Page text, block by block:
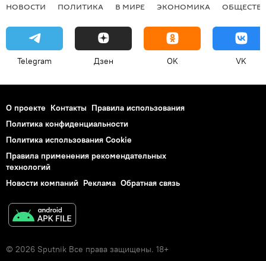
НОВОСТИ ПОЛИТИКА В МИРЕ ЭКОНОМИКА
Telegram Дзен OK VK
О проекте Контакты Правила использования
Политика конфиденциальности
Политика использования Cookie
Правила применения рекомендательных
технологий
Новости компаний Реклама Обратная связь
© 2026 Sputnik Все права защищены. 18+